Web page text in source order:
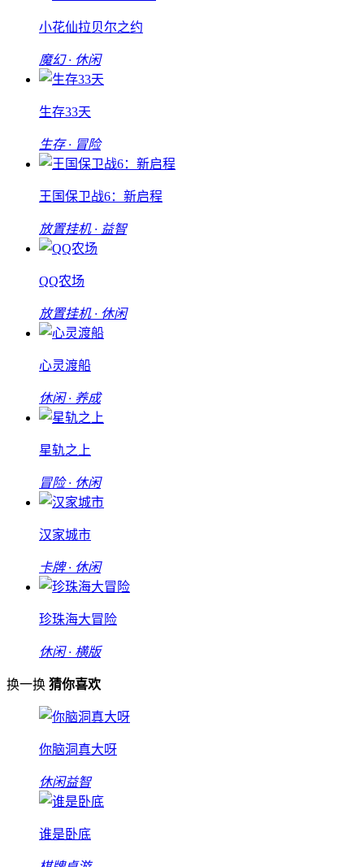
小花仙拉贝尔之约
魔幻 · 休闲
生存33天
生存 · 冒险
王国保卫战6：新启程
放置挂机 · 益智
QQ农场
放置挂机 · 休闲
心灵渡船
休闲 · 养成
星轨之上
冒险 · 休闲
汉家城市
卡牌 · 休闲
珍珠海大冒险
休闲 · 横版
换一换 猜你喜欢
你脑洞真大呀
休闲益智
谁是卧底